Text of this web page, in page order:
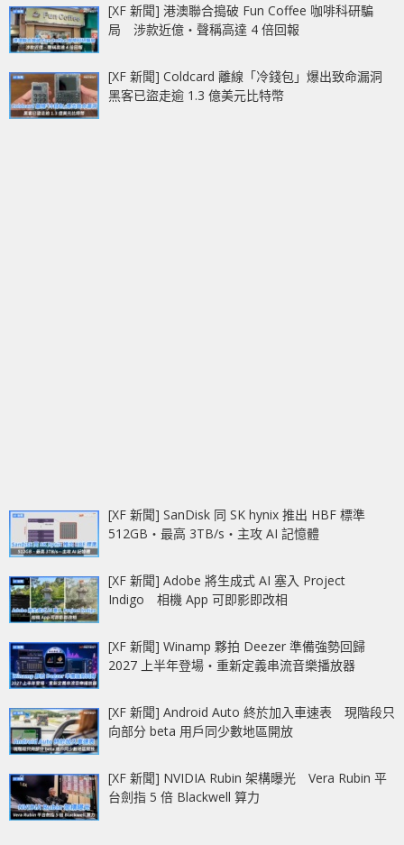
[XF 新聞] 港澳聯合搗破 Fun Coffee 咖啡科研騙
局 涉款近億‧聲稱高達 4 倍回報
[XF 新聞] Coldcard 離線「冷錢包」爆出致命漏洞
黑客已盜走逾 1.3 億美元比特幣
[XF 新聞] SanDisk 同 SK hynix 推出 HBF 標準
512GB‧最高 3TB/s‧主攻 AI 記憶體
[XF 新聞] Adobe 將生成式 AI 塞入 Project
Indigo 相機 App 可即影即改相
[XF 新聞] Winamp 夥拍 Deezer 準備強勢回歸
2027 上半年登場‧重新定義串流音樂播放器
[XF 新聞] Android Auto 終於加入車速表 現階段只
向部分 beta 用戶同少數地區開放
[XF 新聞] NVIDIA Rubin 架構曝光 Vera Rubin 平
台劍指 5 倍 Blackwell 算力